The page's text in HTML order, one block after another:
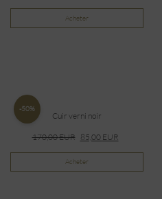
Acheter
-50%
Cuir verni noir
170,00EUR 85,00 EUR
Acheter